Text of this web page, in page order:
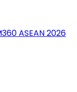
ASEAN 2026